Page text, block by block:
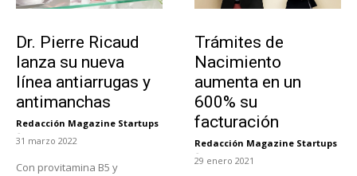
Dr. Pierre Ricaud
lanza su nueva
línea antiarrugas y
antimanchas
Redacción Magazine Startups
-
31 marzo 2022
Con provitamina B5 y
Trámites de
Nacimiento
aumenta en un
600% su
facturación
Redacción Magazine Startups
-
29 enero 2021